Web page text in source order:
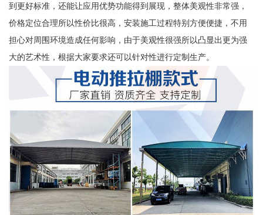
到更好标准，还能让应用优势功能得到展现，整体美观性非常强，
价格定位合理所以性价比很高，安装施工过程特别方便便捷，不用
担心对周围环境造成任何影响，由于美观性很强所以凸显出更为强
大的艺术性，根据大家要求还可以针对性进行定制生产。